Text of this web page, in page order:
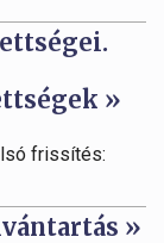
»
frissítés:
»